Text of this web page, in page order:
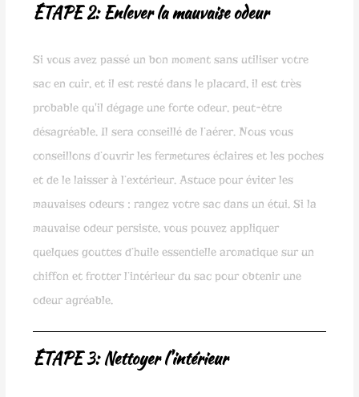
ÉTAPE 2: Enlever la mauvaise odeur
Si vous avez passé un bon moment sans utiliser votre
sac en cuir, et il est resté dans le placard, il est très
probable qu'il dégage une forte odeur, peut-être
désagréable. Il sera conseillé de l’aérer. Nous vous
conseillons d’ouvrir les fermetures éclaires et les poches
et de le laisser à l’extérieur. Astuce pour éviter les
mauvaises odeurs : rangez votre sac dans un étui. Si la
mauvaise odeur persiste, vous pouvez appliquer
quelques gouttes d’huile essentielle aromatique sur un
chiffon et frotter l’intérieur du sac pour obtenir une
odeur agréable.
ÉTAPE 3: Nettoyer l'intérieur